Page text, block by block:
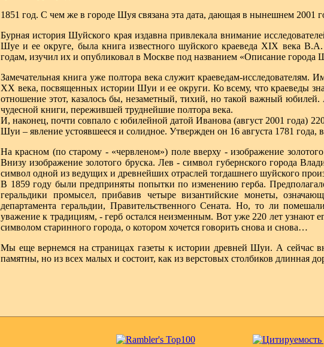
1851 год. С чем же в городе Шуя связана эта дата, дающая в нынешнем 2001
Бурная история Шуйского края издавна привлекала внимание
Шуе и ее округе, была книга известного шуйского краеведа XIX века
годам, изучил их и опубликовал в Москве под названием «Описание города
Замечательная книга уже полтора века служит краеведам-исследователям.
XX века, посвященных истории Шуи и ее округи. Ко всему, что краеведы
отношение этот, казалось бы, незаметный, тихий, но такой важный
чудесной книги, пережившей труднейшие полтора века.
И, наконец, почти совпало с юбилейной датой Иванова (август 2001 года)
Шуи – явление устоявшееся и солидное. Утвержден он 16 августа 1781 года,
На красном (по старому - «червленом») поле вверху - изображение
Внизу изображение золотого бруска. Лев - символ губернского города
символ одной из ведущих и древнейших отраслей тогдашнего шуйского
В 1859 году были предприняты попытки по изменению герба.
геральдики промысел, прибавив четыре византийские монеты,
департамента геральдии, Правительственного Сената. Но, то ли
уважение к традициям, - герб остался неизменным. Вот уже 220 лет узнают
символом старинного города, о котором хочется говорить снова и снова…
Мы еще вернемся на страницах газеты к истории древней Шуи. А сейчас
памятны, но из всех малых и состоит, как из верстовых столбиков длинная